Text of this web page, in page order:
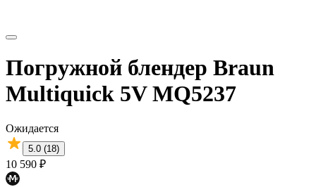
Погружной блендер Braun
Multiquick 5V MQ5237
Ожидается
5.0 (18)
10 590 ₽